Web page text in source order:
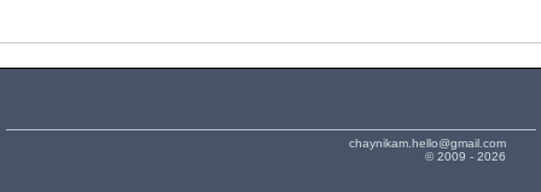
chaynikam.hello@gmail.com
© 2009 - 2026